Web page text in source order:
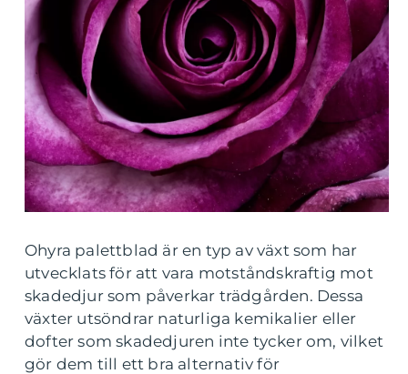
Ohyra palettblad är en typ av växt som har
utvecklats för att vara motståndskraftig mot
skadedjur som påverkar trädgården. Dessa
växter utsöndrar naturliga kemikalier eller
dofter som skadedjuren inte tycker om, vilket
gör dem till ett bra alternativ för